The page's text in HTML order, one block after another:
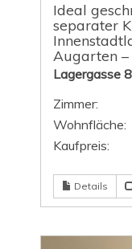
Ideal
separater
Augarten
Lagergasse
Zimmer:
Wohnfläche:
Kaufpreis:
Details